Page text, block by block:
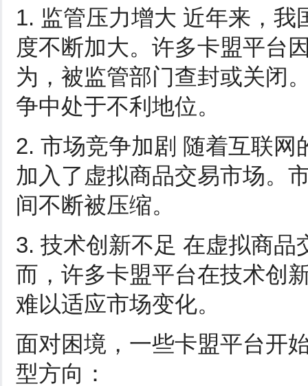
1. 监管压力增大 近年来，
度不断加大。许多卡盟平台
为，被监管部门查封或关闭
争中处于不利地位。
2. 市场竞争加剧 随着互联
加入了虚拟商品交易市场。
间不断被压缩。
3. 技术创新不足 在虚拟商
而，许多卡盟平台在技术创
难以适应市场变化。
面对困境，一些卡盟平台开
型方向：